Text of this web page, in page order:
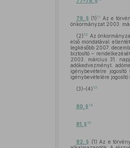
79. § (1) 11 Az e
önkormányzat 2003.
(2) 12 Az
első mondatával
legkésőbb 2007.
biztosító –
2003. március 31.
adókedvezményt,
igénybevételre
igénybevételére
(3)–(4) 13
80. § 14
81. § 15
82. § (1) Az e törvény